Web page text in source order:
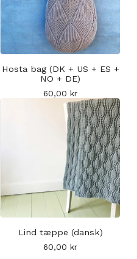
Hosta bag (DK + US + ES +
NO + DE)
60,00 kr
Lind tæppe (dansk)
60,00 kr